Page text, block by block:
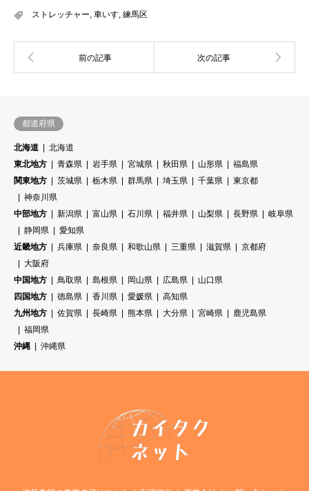
ストレッチャー 車いす 練馬区
都道府県
北海道
北海道
東北地方
青森県 岩手県 宮城県 秋田県 山形県
福島県
関東地方
茨城県 栃木県 群馬県 埼玉県 千葉県
東京都
神奈川県
中部地方
新潟県 富山県 石川県 福井県 山梨県 長野県
岐阜県
静岡県
愛知県
近畿地方
兵庫県 奈良県 和歌山県 三重県 滋賀県
京都府
大阪府
中国地方
鳥取県 島根県 岡山県 広島県
山口県
四国地方
徳島県 香川県 愛媛県
高知県
九州地方
佐賀県 長崎県 熊本県 大分県 宮崎県
鹿児島県
福岡県
沖縄
沖縄県